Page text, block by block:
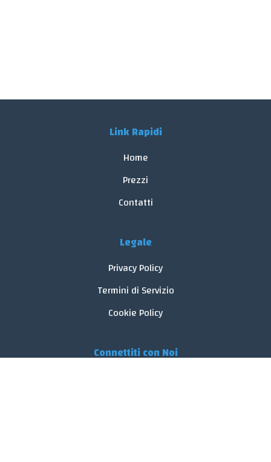
Link Rapidi
Home
Prezzi
Contatti
Legale
Privacy Policy
Termini di Servizio
Cookie Policy
Connettiti con Noi